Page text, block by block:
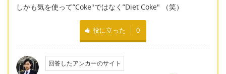
しかも気を使って”Coke"ではなく”Diet Coke" （笑）
役に立った 0
回答したアンカーのサイト